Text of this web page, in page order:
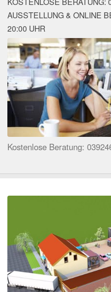
AUSSTELLUNG & ONLINE
20:00 UHR
Kostenlose Beratung: